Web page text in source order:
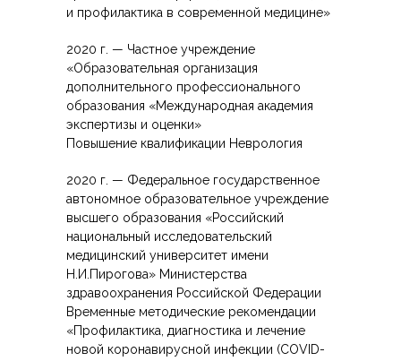
и профилактика в современной медицине»
2020 г. — Частное учреждение
«Образовательная организация
дополнительного профессионального
образования «Международная академия
экспертизы и оценки»
Повышение квалификации Неврология
2020 г. — Федеральное государственное
автономное образовательное учреждение
высшего образования «Российский
национальный исследовательский
медицинский университет имени
Н.И.Пирогова» Министерства
здравоохранения Российской Федерации
Временные методические рекомендации
«Профилактика, диагностика и лечение
новой коронавирусной инфекции (COVID-